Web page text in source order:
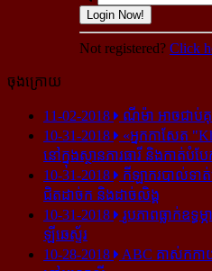
Login Now!
Not registered? Click
ចុងក្រោយ
11-02-2018
ណីម៉ា អាច​ជាប់​គុ
10-31-2018
«អ្នក​កាសែត
នៅ​ក្នុង​ស្ថាន​ភារធារី និង​កាត់​បំ
10-31-2018
កីឡាករ​បាល់ទាត់​
ជិត​ដាច់ក និង​ដាច់​លិង្គ
10-31-2018
រូបភាព​ធ្លាក់​ឧទ្ធ
ឡីឆេស្ទ័រ
10-28-2018
ABC គាស់​កក